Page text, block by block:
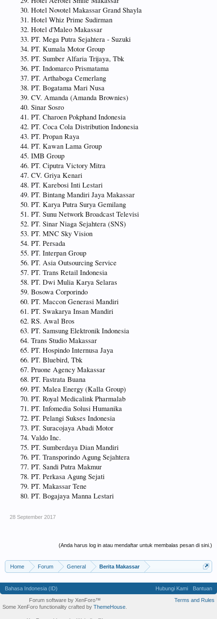
Hotel Novotel Makassar Grand Shayla
Hotel Whiz Prime Sudirman
Hotel d'Maleo Makassar
PT. Mega Putra Sejahtera - Suzuki
PT. Kumala Motor Group
PT. Sumber Alfaria Trijaya, Tbk
PT. Indomarco Prismatama
PT. Arthaboga Cemerlang
PT. Bogatama Mari Nusa
CV. Amanda (Amanda Brownies)
Sinar Sosro
PT. Charoen Pokphand Indonesia
PT. Coca Cola Distribution Indonesia
PT. Propan Raya
PT. Kawan Lama Group
IMB Group
PT. Ciputra Victory Mitra
CV. Griya Kenari
PT. Karebosi Inti Lestari
PT. Bintang Mandiri Jaya Makassar
PT. Karya Putra Surya Gemilang
PT. Sunu Network Broadcast Televisi
PT. Sinar Niaga Sejahtera (SNS)
PT. MNC Sky Vision
PT. Persada
PT. Interpan Group
PT. Asia Outsourcing Service
PT. Trans Retail Indonesia
PT. Dwi Mulia Karya Selaras
Bosowa Corporindo
PT. Maccon Generasi Mandiri
PT. Swakarya Insan Mandiri
RS. Awal Bros
PT. Samsung Elektronik Indonesia
Trans Studio Makassar
PT. Hospindo Internusa Jaya
PT. Bluebird, Tbk
Pruone Agency Makassar
PT. Fastrata Buana
PT. Malea Energy (Kalla Group)
PT. Royal Medicalink Pharmalab
PT. Infomedia Solusi Humanika
PT. Pelangi Sukses Indonesia
PT. Suracojaya Abadi Motor
Valdo Inc.
PT. Sumberdaya Dian Mandiri
PT. Transporindo Agung Sejahtera
PT. Sandi Putra Makmur
PT. Perkasa Agung Sejati
PT. Makassar Tene
PT. Bogajaya Manna Lestari
28 September 2017
(Anda harus log in atau mendaftar untuk membalas pesan di sini.)
Home Forum General Berita Makassar
Bahasa Indonesia (ID) Hubungi Kami
Bantuan
Terms and Rules
Forum software by XenForo™
Some XenForo functionality crafted by ThemeHouse